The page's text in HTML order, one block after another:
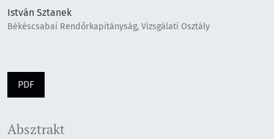
István Sztanek
Békéscsabai Rendőrkapitányság, Vizsgálati Osztály
PDF
Absztrakt